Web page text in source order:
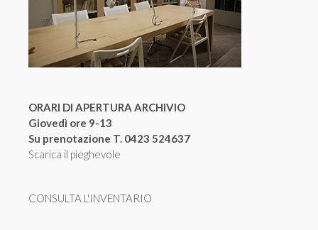
ORARI DI APERTURA ARCHIVIO
Giovedì ore 9-13
Su prenotazione T. 0423 524637
Scarica il pieghevole
CONSULTA L'INVENTARIO